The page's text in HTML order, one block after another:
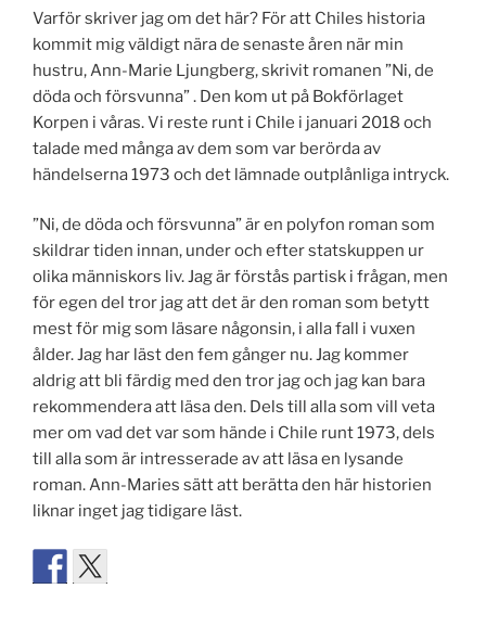
Varför skriver jag om det här? För att Chiles historia
kommit mig väldigt nära de senaste åren när min
hustru, Ann-Marie Ljungberg, skrivit romanen ”Ni, de
döda och försvunna” . Den kom ut på Bokförlaget
Korpen i våras. Vi reste runt i Chile i januari 2018 och
talade med många av dem som var berörda av
händelserna 1973 och det lämnade outplånliga intryck.
”Ni, de döda och försvunna” är en polyfon roman som
skildrar tiden innan, under och efter statskuppen ur
olika människors liv. Jag är förstås partisk i frågan, men
för egen del tror jag att det är den roman som betytt
mest för mig som läsare någonsin, i alla fall i vuxen
ålder. Jag har läst den fem gånger nu. Jag kommer
aldrig att bli färdig med den tror jag och jag kan bara
rekommendera att läsa den. Dels till alla som vill veta
mer om vad det var som hände i Chile runt 1973, dels
till alla som är intresserade av att läsa en lysande
roman. Ann-Maries sätt att berätta den här historien
liknar inget jag tidigare läst.